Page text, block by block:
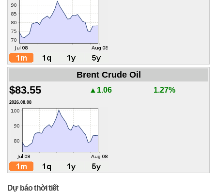
Brent Crude Oil
$83.55 ▲1.06 1.27%
2026.08.08
Dự báo thời tiết